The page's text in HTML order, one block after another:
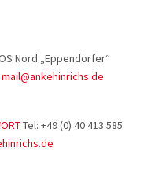
Nord „Eppendorfer“
mail@ankehinrichs.de
Tel: +49 (0) 40 413 585